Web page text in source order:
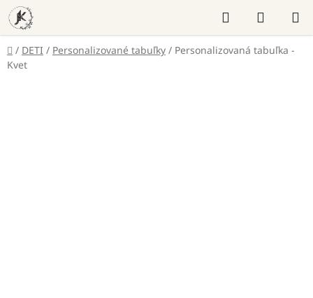
Prejsť
na
obsah
Hľadať
KOŠÍK
Domov
/ DETI / Personalizované tabuľky / Personalizovaná tabuľka -
Kvet